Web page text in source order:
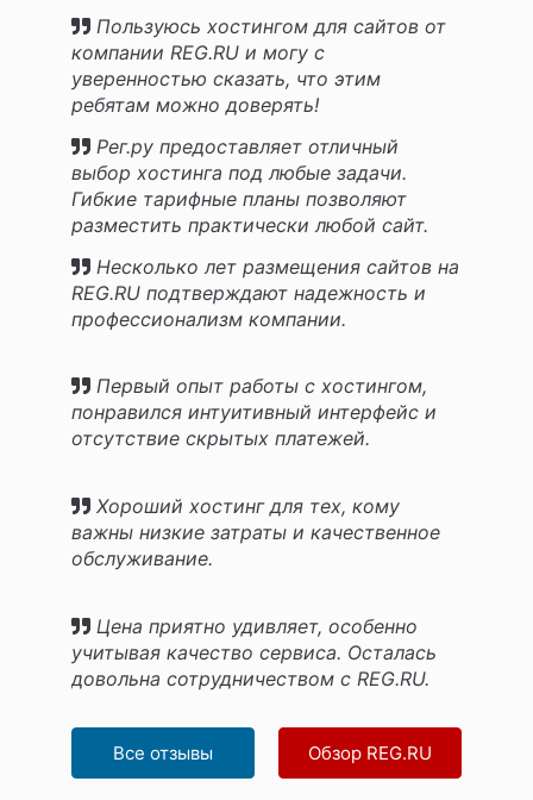
Пользуюсь хостингом для сайтов от
компании REG.RU и могу с
уверенностью сказать, что этим
ребятам можно доверять!
Рег.ру предоставляет отличный
выбор хостинга под любые задачи.
Гибкие тарифные планы позволяют
разместить практически любой сайт.
Несколько лет размещения сайтов на
REG.RU подтверждают надежность и
профессионализм компании.
Первый опыт работы с хостингом,
понравился интуитивный интерфейс и
отсутствие скрытых платежей.
Хороший хостинг для тех, кому
важны низкие затраты и качественное
обслуживание.
Цена приятно удивляет, особенно
учитывая качество сервиса. Осталась
довольна сотрудничеством с REG.RU.
Все отзывы Обзор REG.RU